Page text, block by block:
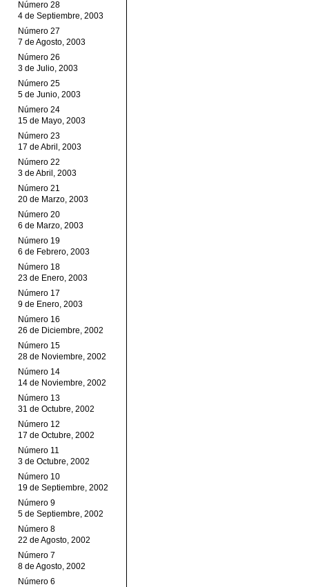
Número 28
4 de Septiembre, 2003
Número 27
7 de Agosto, 2003
Número 26
3 de Julio, 2003
Número 25
5 de Junio, 2003
Número 24
15 de Mayo, 2003
Número 23
17 de Abril, 2003
Número 22
3 de Abril, 2003
Número 21
20 de Marzo, 2003
Número 20
6 de Marzo, 2003
Número 19
6 de Febrero, 2003
Número 18
23 de Enero, 2003
Número 17
9 de Enero, 2003
Número 16
26 de Diciembre, 2002
Número 15
28 de Noviembre, 2002
Número 14
14 de Noviembre, 2002
Número 13
31 de Octubre, 2002
Número 12
17 de Octubre, 2002
Número 11
3 de Octubre, 2002
Número 10
19 de Septiembre, 2002
Número 9
5 de Septiembre, 2002
Número 8
22 de Agosto, 2002
Número 7
8 de Agosto, 2002
Número 6